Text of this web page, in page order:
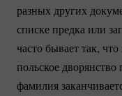
разных других
списке предка или
часто бывает так,
польское
фамилия